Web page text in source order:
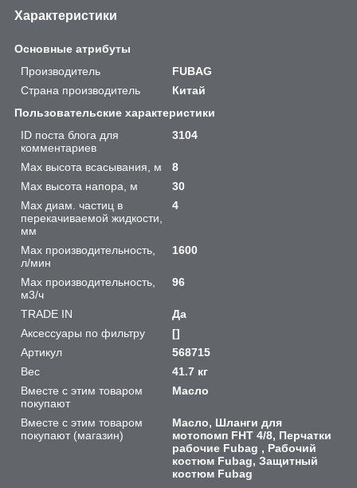
Характеристики
Основные атрибуты
Производитель
FUBAG
Страна производитель
Китай
Пользовательские характеристики
ID поста блога для
комментариев
3104
Max высота всасывания, м
8
Max высота напора, м
30
Max диам. частиц в
перекачиваемой жидкости,
мм
4
Max производительность,
л/мин
1600
Max производительность,
м3/ч
96
TRADE IN
Да
Аксессуары по фильтру
[]
Артикул
568715
Вес
41.7 кг
Вместе с этим товаром
покупают
Масло
Вместе с этим товаром
покупают (магазин)
Масло, Шланги для
мотопомп FHT 4/8, Перчатки
рабочие Fubag , Рабочий
костюм Fubag, Защитный
костюм Fubag